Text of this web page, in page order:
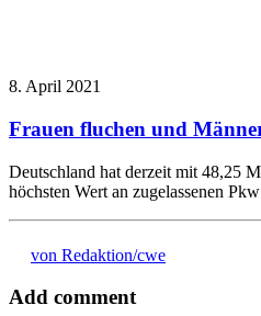
8. April 2021
Frauen fluchen und
Deutschland hat derzeit mit 48,25
höchsten Wert an zugelassenen
von Redaktion/cwe
Add comment